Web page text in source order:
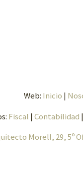
Web: Inicio |
Fiscal |Contabilidad
Morell, 29, 5º